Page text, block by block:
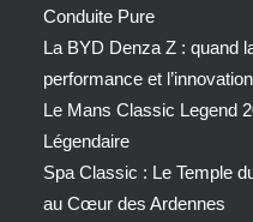
Conduite Pure
La BYD Denza Z : quand
performance et l’innovation
Le Mans Classic Legend
Légendaire
Spa Classic : Le Temple
au Cœur des Ardennes